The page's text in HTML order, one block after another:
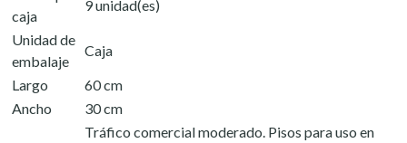
caja
9 unidad(es)
Unidad de
embalaje
Caja
Largo
60 cm
Ancho
30 cm
Tráfico comercial moderado. Pisos para uso en